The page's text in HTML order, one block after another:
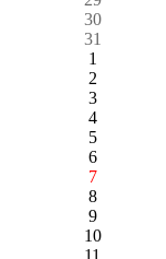
30
31
1
2
3
4
5
6
7
8
9
10
11